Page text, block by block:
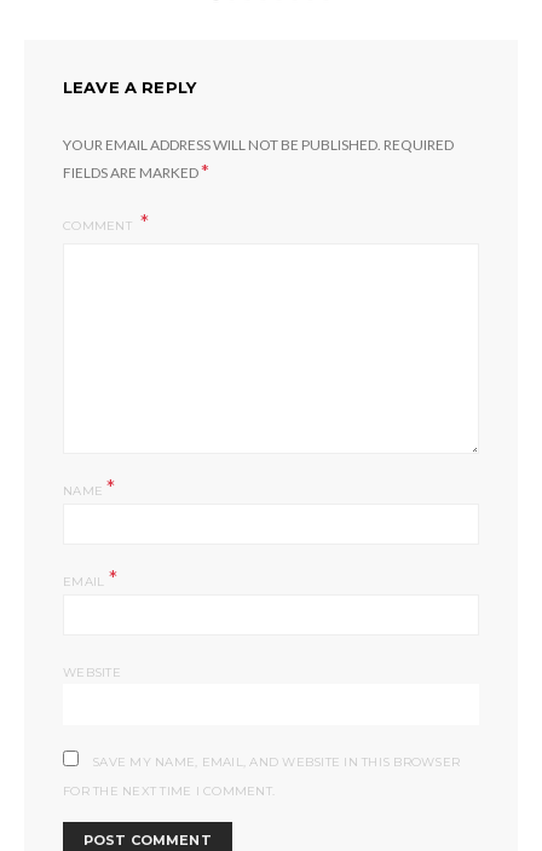
LEAVE A REPLY
YOUR EMAIL ADDRESS WILL NOT BE PUBLISHED. REQUIRED
FIELDS ARE MARKED*
COMMENT
NAME*
EMAIL *
WEBSITE
SAVE MY NAME, EMAIL, AND WEBSITE IN THIS BROWSER
FOR THE NEXT TIME I COMMENT.